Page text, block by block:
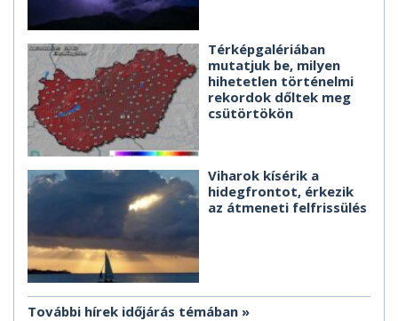
Térképgalériában
mutatjuk be, milyen
hihetetlen történelmi
rekordok dőltek meg
csütörtökön
Viharok kísérik a
hidegfrontot, érkezik
az átmeneti felfrissülés
További hírek időjárás témában